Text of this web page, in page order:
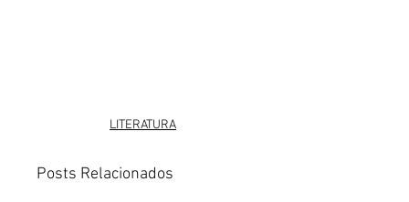
LITERATURA
Posts Relacionados